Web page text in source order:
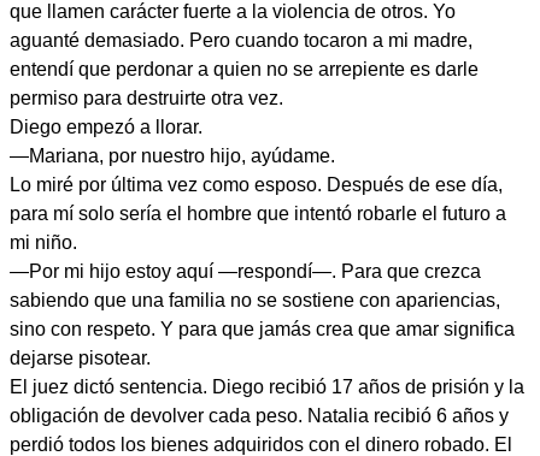
que llamen carácter fuerte a la violencia de otros. Yo
aguanté demasiado. Pero cuando tocaron a mi madre,
entendí que perdonar a quien no se arrepiente es darle
permiso para destruirte otra vez.
Diego empezó a llorar.
—Mariana, por nuestro hijo, ayúdame.
Lo miré por última vez como esposo. Después de ese día,
para mí solo sería el hombre que intentó robarle el futuro a
mi niño.
—Por mi hijo estoy aquí —respondí—. Para que crezca
sabiendo que una familia no se sostiene con apariencias,
sino con respeto. Y para que jamás crea que amar significa
dejarse pisotear.
El juez dictó sentencia. Diego recibió 17 años de prisión y la
obligación de devolver cada peso. Natalia recibió 6 años y
perdió todos los bienes adquiridos con el dinero robado. El